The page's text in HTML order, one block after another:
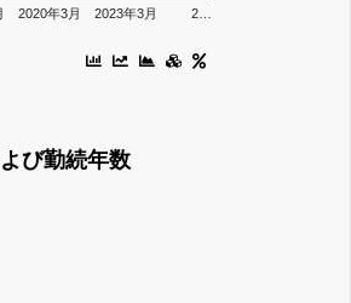
2020年3月 2023年3月 2…
び勤続年数